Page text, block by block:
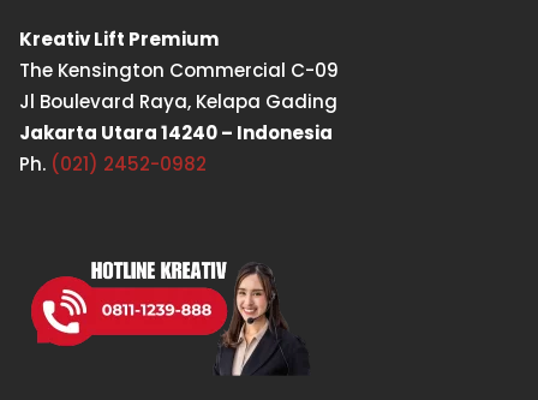
Kreativ Lift Premium
The Kensington Commercial C-09
Jl Boulevard Raya, Kelapa Gading
Jakarta Utara 14240 – Indonesia
Ph. (021) 2452-0982